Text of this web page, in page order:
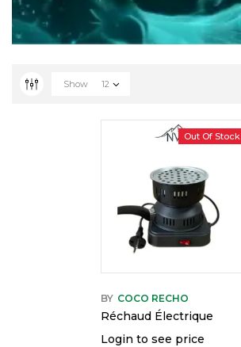
Show 12
Out Of Stock
BY COCO RECHO
Réchaud Électrique
Login to see price